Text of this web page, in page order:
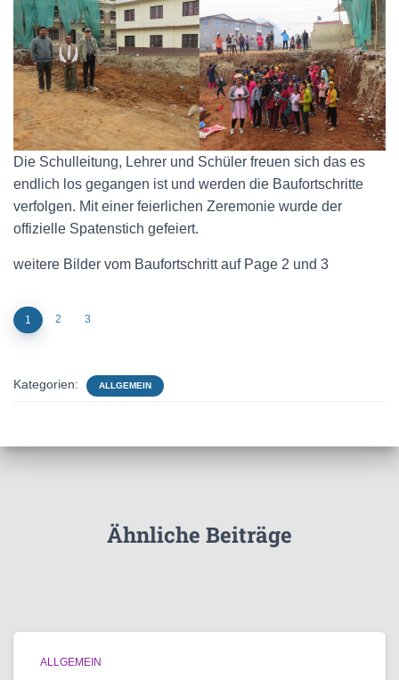
Die Schulleitung, Lehrer und Schüler freuen sich das es
endlich los gegangen ist und werden die Baufortschritte
verfolgen. Mit einer feierlichen Zeremonie wurde der
offizielle Spatenstich gefeiert.
weitere Bilder vom Baufortschritt auf Page 2 und 3
1 2 3
Kategorien: ALLGEMEIN
Ähnliche Beiträge
ALLGEMEIN